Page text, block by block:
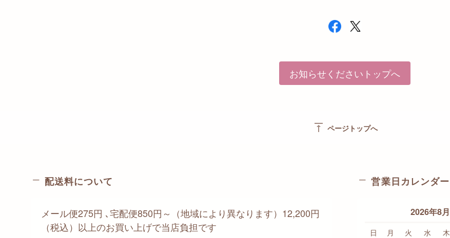
お知らせくださいトップへ
vertical_align_top ページトップへ
配送料について
メール便275円 ､宅配便850円～（地域により異なります）12,200円
（税込）以上のお買い上げで当店負担です
営業日カレンダー
2026年8月
日 月 火 水 木